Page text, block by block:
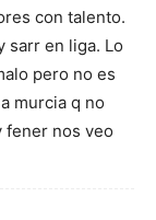
con talento.
sarr en liga. Lo
pero no es
murcia q no
fener nos veo